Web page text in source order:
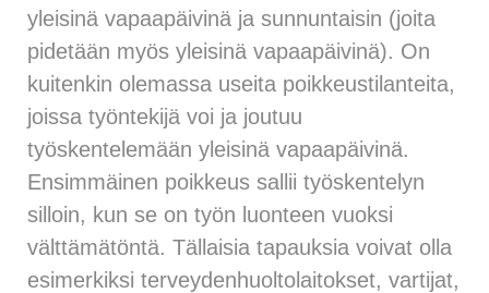
yleisinä vapaapäivinä ja sunnuntaisin (joita
pidetään myös yleisinä vapaapäivinä). On
kuitenkin olemassa useita poikkeustilanteita,
joissa työntekijä voi ja joutuu
työskentelemään yleisinä vapaapäivinä.
Ensimmäinen poikkeus sallii työskentelyn
silloin, kun se on työn luonteen vuoksi
välttämätöntä. Tällaisia tapauksia voivat olla
esimerkiksi terveydenhuoltolaitokset, vartijat,